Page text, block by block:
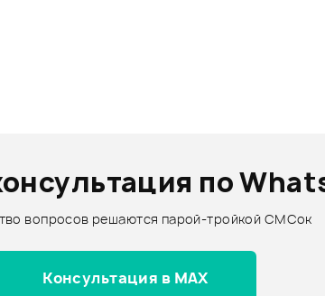
по
вопросов решаются парой-тройкой СМСок
Консультация в MAX